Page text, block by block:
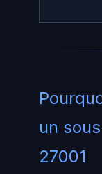
un
27001